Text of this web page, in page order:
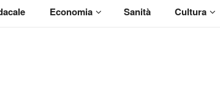
Economia Sanità Cultura